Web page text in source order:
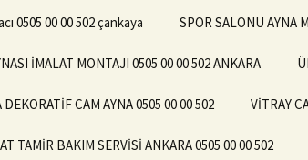
0505 00 00 502 çankaya SPOR SALONU AYNA
İMALAT MONTAJI 0505 00 00 502 ANKARA
DEKORATİF CAM AYNA 0505 00 00 502 VİTRAY
TAMİR BAKIM SERVİSİ ANKARA 0505 00 00 502